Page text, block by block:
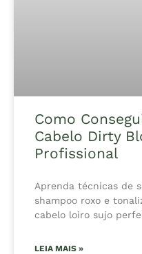
Como
Cabelo Dirty
Profissional
Aprenda técnicas de
shampoo roxo e
cabelo loiro sujo
LEIA MAIS »